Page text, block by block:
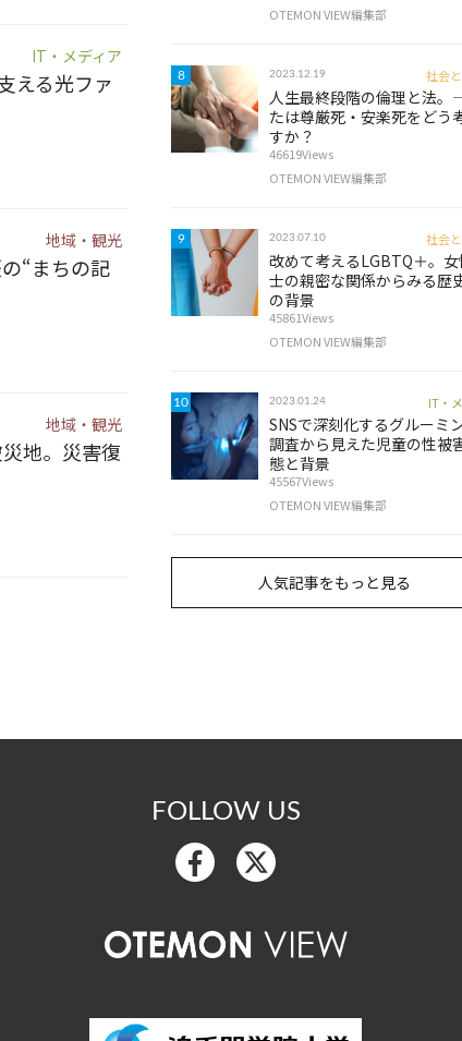
IT・メディア
える光ファ
地域・観光
“まちの記
地域・観光
地。災害復
OTEMON VIEW編集部
8 2023.12.19 社会
人生最終段階の倫理と法。
たは尊厳死・安楽死をどう
すか？
46619Views
OTEMON VIEW編集部
9 2023.07.10 社会
改めて考えるLGBTQ＋。女
士の親密な関係からみる歴
の背景
45861Views
OTEMON VIEW編集部
10 2023.01.24 IT・
SNSで深刻化するグルーミン
調査から見えた児童の性被
態と背景
45567Views
OTEMON VIEW編集部
人気記事をもっと見る
FOLLOW US